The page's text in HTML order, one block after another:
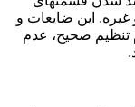
غیره. این ضایعات و
تنظیم صحیح، عدم